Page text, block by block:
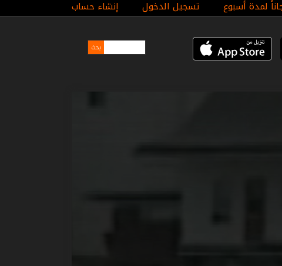
لمدة أسبوع تسجيل الدخول إنشاء حساب